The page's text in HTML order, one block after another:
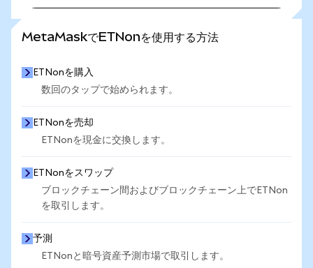
MetaMaskでETNonを使用する方法
ETNonを購入
数回のタップで始められます。
ETNonを売却
ETNonを現金に交換します。
ETNonをスワップ
ブロックチェーン間およびブロックチェーン上でETNon
を取引します。
予測
ETNonと暗号資産予測市場で取引します。